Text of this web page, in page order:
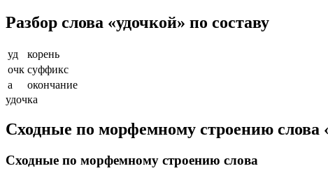
Разбор слова «удочкой» по составу
уд
корень
очк суффикс
а
окончание
удочка
Сходные по морфемному строению слова
Сходные по морфемному строению слова